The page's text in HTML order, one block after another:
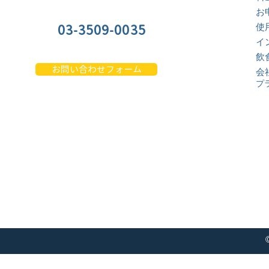
03-3509-0035
お問い合わせフォーム
お
使
イ
飲
会
プ